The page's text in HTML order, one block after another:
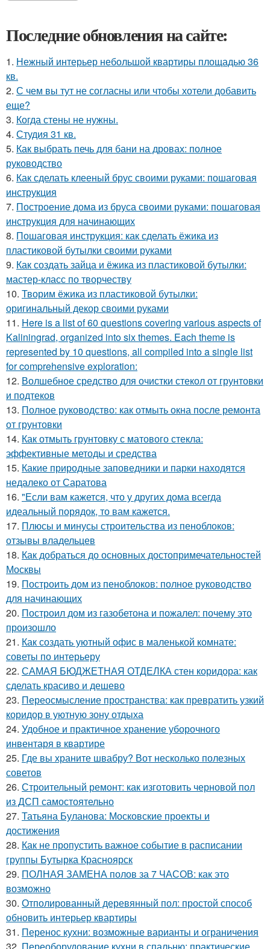
Последние обновления на сайте:
1. Нежный интерьер небольшой квартиры площадью 36
кв.
2. С чем вы тут не согласны или чтобы хотели добавить
еще?
3. Когда стены не нужны.
4. Студия 31 кв.
5. Как выбрать печь для бани на дровах: полное
руководство
6. Как сделать клееный брус своими руками: пошаговая
инструкция
7. Построение дома из бруса своими руками: пошаговая
инструкция для начинающих
8. Пошаговая инструкция: как сделать ёжика из
пластиковой бутылки своими руками
9. Как создать зайца и ёжика из пластиковой бутылки:
мастер-класс по творчеству
10. Творим ёжика из пластиковой бутылки:
оригинальный декор своими руками
11. Here is a list of 60 questions covering various aspects of
Kaliningrad, organized into six themes. Each theme is
represented by 10 questions, all compiled into a single list
for comprehensive exploration:
12. Волшебное средство для очистки стекол от грунтовки
и подтеков
13. Полное руководство: как отмыть окна после ремонта
от грунтовки
14. Как отмыть грунтовку с матового стекла:
эффективные методы и средства
15. Какие природные заповедники и парки находятся
недалеко от Саратова
16. "Если вам кажется, что у других дома всегда
идеальный порядок, то вам кажется.
17. Плюсы и минусы строительства из пеноблоков:
отзывы владельцев
18. Как добраться до основных достопримечательностей
Москвы
19. Построить дом из пеноблоков: полное руководство
для начинающих
20. Построил дом из газобетона и пожалел: почему это
произошло
21. Как создать уютный офис в маленькой комнате:
советы по интерьеру
22. САМАЯ БЮДЖЕТНАЯ ОТДЕЛКА стен коридора: как
сделать красиво и дешево
23. Переосмысление пространства: как превратить узкий
коридор в уютную зону отдыха
24. Удобное и практичное хранение уборочного
инвентаря в квартире
25. Где вы храните швабру? Вот несколько полезных
советов
26. Строительный ремонт: как изготовить черновой пол
из ДСП самостоятельно
27. Татьяна Буланова: Московские проекты и
достижения
28. Как не пропустить важное событие в расписании
группы Бутырка Красноярск
29. ПОЛНАЯ ЗАМЕНА полов за 7 ЧАСОВ: как это
возможно
30. Отполированный деревянный пол: простой способ
обновить интерьер квартиры
31. Перенос кухни: возможные варианты и ограничения